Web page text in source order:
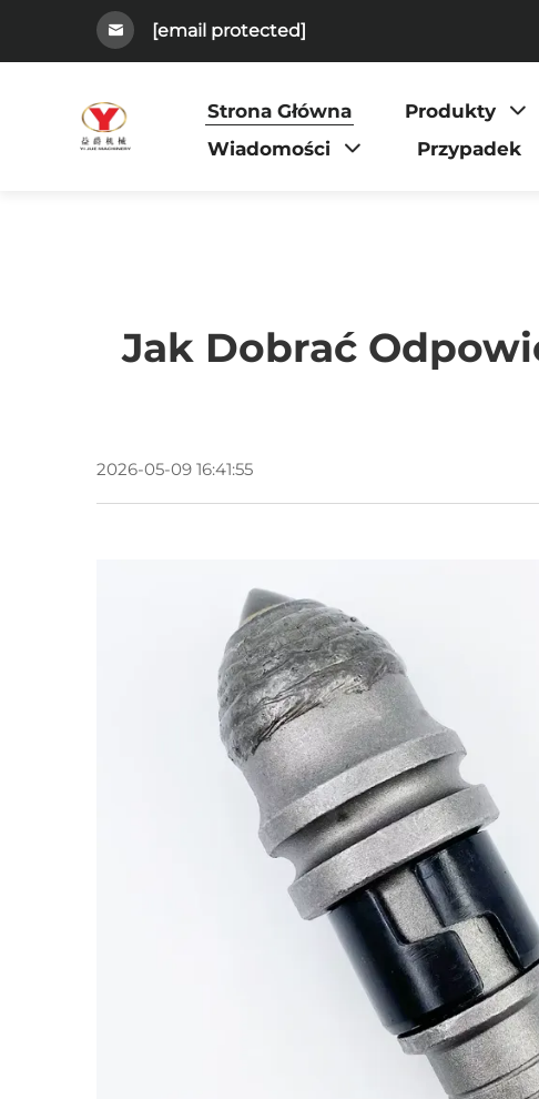
[email protected]
Strona Główna Produkty
Wiadomości
Przypadek
Jak Dobrać
2026-05-09 16:41:55